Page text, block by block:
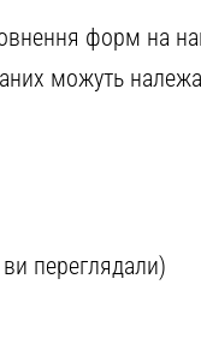
форм на
можуть
ви переглядали)